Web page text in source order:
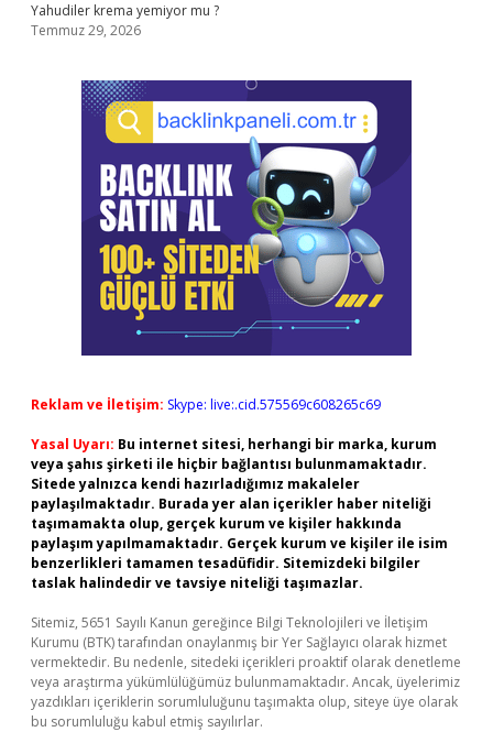
Yahudiler krema yemiyor mu ?
Temmuz 29, 2026
Reklam ve İletişim: Skype: live:.cid.575569c608265c69
Yasal Uyarı: Bu internet sitesi, herhangi bir marka, kurum
veya şahıs şirketi ile hiçbir bağlantısı bulunmamaktadır.
Sitede yalnızca kendi hazırladığımız makaleler
paylaşılmaktadır. Burada yer alan içerikler haber niteliği
taşımamakta olup, gerçek kurum ve kişiler hakkında
paylaşım yapılmamaktadır. Gerçek kurum ve kişiler ile isim
benzerlikleri tamamen tesadüfidir. Sitemizdeki bilgiler
taslak halindedir ve tavsiye niteliği taşımazlar.
Sitemiz, 5651 Sayılı Kanun gereğince Bilgi Teknolojileri ve İletişim
Kurumu (BTK) tarafından onaylanmış bir Yer Sağlayıcı olarak hizmet
vermektedir. Bu nedenle, sitedeki içerikleri proaktif olarak denetleme
veya araştırma yükümlülüğümüz bulunmamaktadır. Ancak, üyelerimiz
yazdıkları içeriklerin sorumluluğunu taşımakta olup, siteye üye olarak
bu sorumluluğu kabul etmiş sayılırlar.